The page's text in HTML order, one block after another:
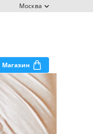
Москва
Магазин